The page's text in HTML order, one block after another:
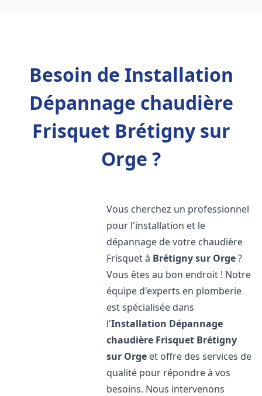
Besoin de Installation
Dépannage chaudière
Frisquet Brétigny sur
Orge ?
Vous cherchez un professionnel
pour l'installation et le
dépannage de votre chaudière
Frisquet à Brétigny sur Orge?
Vous êtes au bon endroit ! Notre
équipe d'experts en plomberie
est spécialisée dans
l'Installation Dépannage
chaudière Frisquet Brétigny
sur Orge et offre des services de
qualité pour répondre à vos
besoins. Nous intervenons